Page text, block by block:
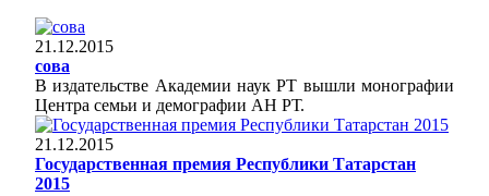
21.12.2015
сова
В издательстве Академии наук РТ вышли монографии
Центра семьи и демографии АН РТ.
21.12.2015
Государственная премия Республики Татарстан
2015